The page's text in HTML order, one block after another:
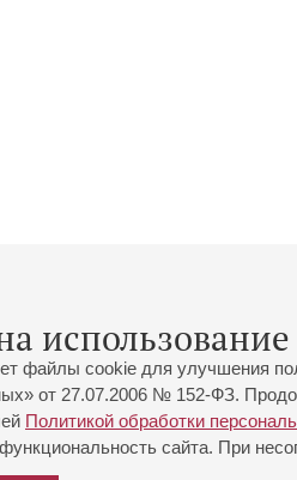
файлы cookie для улучшения
от 27.07.2006 № 152-ФЗ.
Политикой обработки
сайта. При